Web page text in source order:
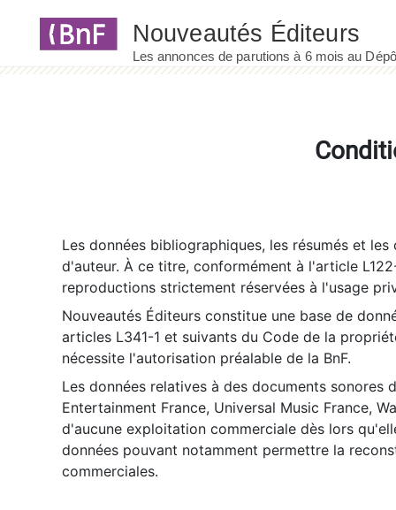
Les données bibliographiques, les résumés et
d'auteur. À ce titre, conformément à l'article
reproductions strictement réservées à l'usage
Nouveautés Éditeurs constitue une base de
articles L341-1 et suivants du Code de la
nécessite l'autorisation préalable de la BnF.
Les données relatives à des documents sonores
Entertainment France, Universal Music France,
d'aucune exploitation commerciale dès lors
données pouvant notamment permettre la
commerciales.